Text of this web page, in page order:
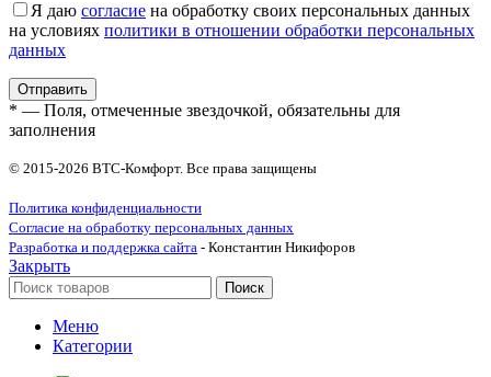
Я даю согласие на обработку своих персональных данных
на условиях политики в отношении обработки персональных
данных
* — Поля, отмеченные звездочкой, обязательны для
заполнения
© 2015-2026 ВТС-Комфорт. Все права защищены
Политика конфиденциальности
Согласие на обработку персональных данных
Разработка и поддержка сайта - Константин Никифоров
Закрыть
Поиск
Меню
Категории